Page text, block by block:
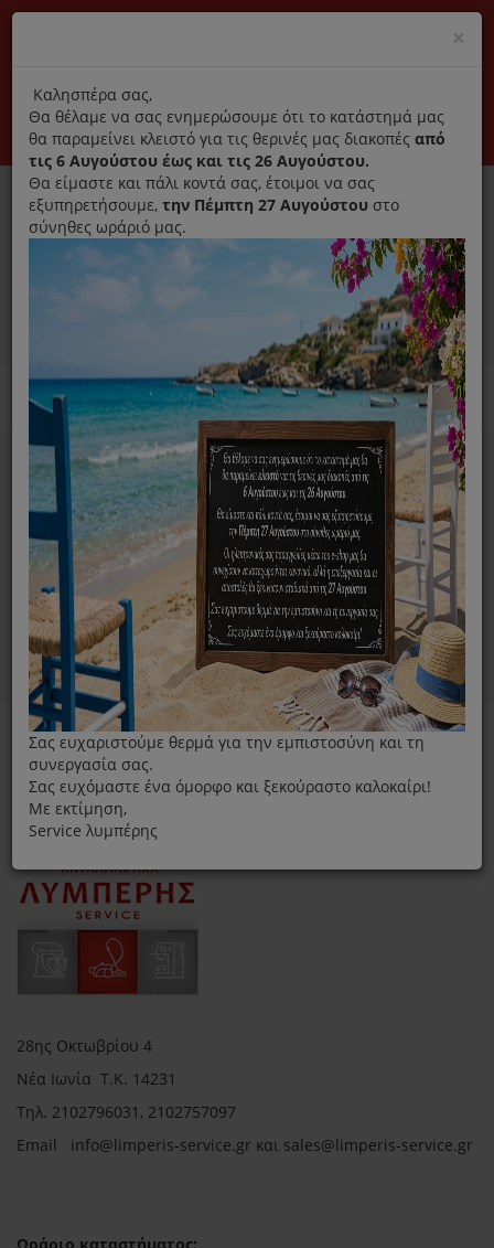
Αποκλειστικά γνήσια ανταλλακτικά
Σύνδεση Εγγραφή Εταιρεία Επικοινωνία
0
Ανταλλακτικά ηλεκτρικών συσκευών MENU
Home Καθαριστικό Για Πλυντήριο Ρούχων
28ης Οκτωβρίου 4
Νέα Ιωνία Τ.Κ. 14231
Τηλ. 2102796031, 2102757097
Email info@limperis-service.gr και sales@limperis-service.gr
×
title
Καλησπέρα σας,
Θα θέλαμε να σας ενημερώσουμε ότι το κατάστημά μας
θα παραμείνει κλειστό για τις θερινές μας διακοπές από
τις 6 Αυγούστου έως και τις 26 Αυγούστου.
Θα είμαστε και πάλι κοντά σας, έτοιμοι να σας
εξυπηρετήσουμε, την Πέμπτη 27 Αυγούστου στο
σύνηθες ωράριό μας.
Σας ευχαριστούμε θερμά για την εμπιστοσύνη και τη
συνεργασία σας.
Σας ευχόμαστε ένα όμορφο και ξεκούραστο καλοκαίρι!
Με εκτίμηση,
Service λυμπέρης